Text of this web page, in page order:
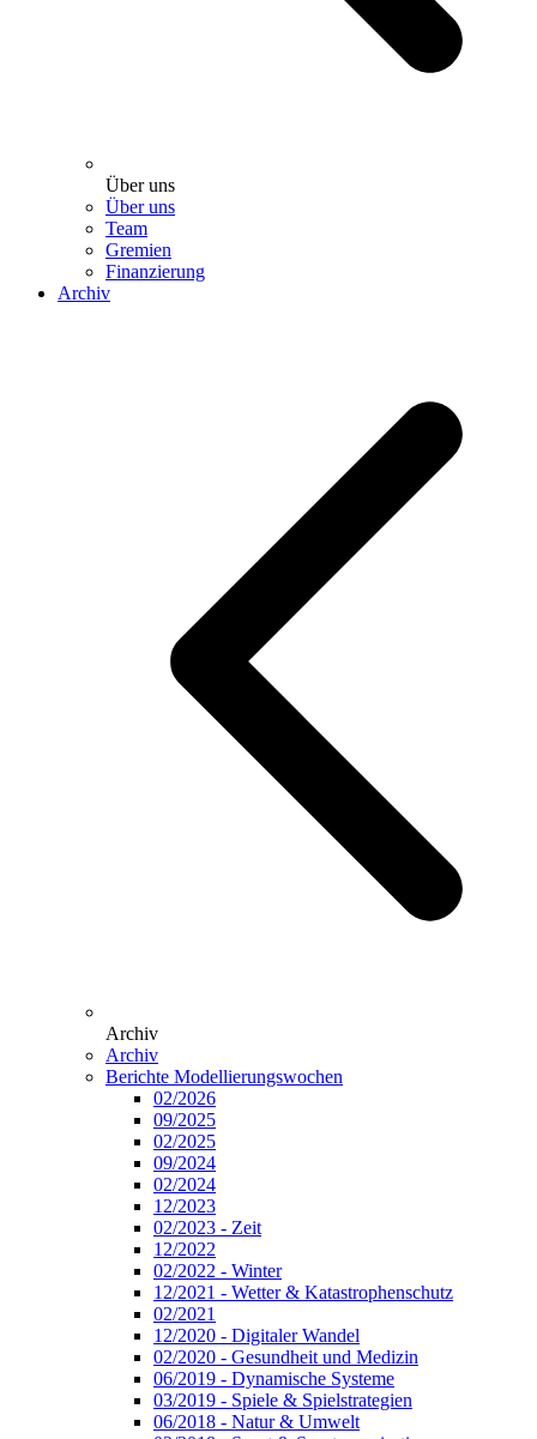
Über uns
Über uns
Team
Gremien
Finanzierung
Archiv
Archiv
Archiv
Berichte Modellierungswochen
02/2026
09/2025
02/2025
09/2024
02/2024
12/2023
02/2023 - Zeit
12/2022
02/2022 - Winter
12/2021 - Wetter & Katastrophenschutz
02/2021
12/2020 - Digitaler Wandel
02/2020 - Gesundheit und Medizin
06/2019 - Dynamische Systeme
03/2019 - Spiele & Spielstrategien
06/2018 - Natur & Umwelt